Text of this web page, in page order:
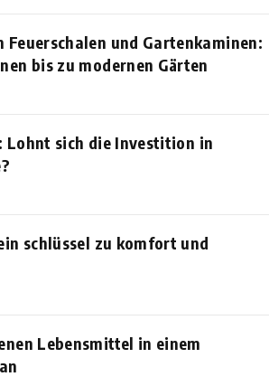
Feuerschalen und Gartenkaminen:
bis zu modernen Gärten
Lohnt sich die Investition in
schlüssel zu komfort und
Lebensmittel in einem